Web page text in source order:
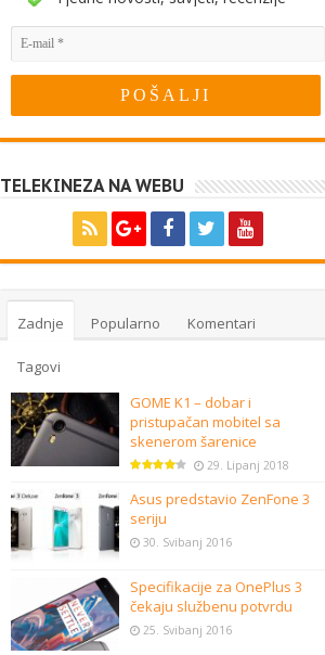
TELEKINEZA NA WEBU
Zadnje Popularno Komentari
Tagovi
GOME K1 – dobar i
pristupačan mobitel sa
skenerom šarenice
29. Lipanj 2018
Asus predstavio ZenFone 3
seriju
30. Svibanj 2016
Specifikacije za OnePlus 3
čekaju službenu potvrdu
25. Svibanj 2016